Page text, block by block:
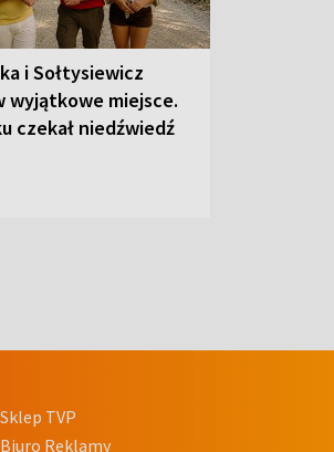
i Sołtysiewicz
wyjątkowe miejsce.
czekał niedźwiedź
Sklep TVP
Biuro Reklamy